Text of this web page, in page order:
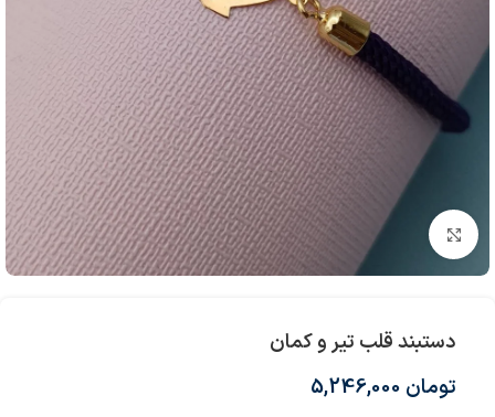
بزرگنمایی تصویر
دستبند قلب تیر و کمان
تومان